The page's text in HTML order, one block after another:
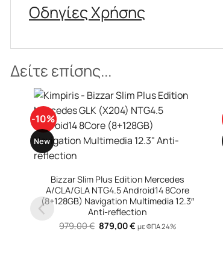
Οδηγίες Χρήσης
Δείτε επίσης...
-10%
New
+
Bizzar Slim Plus Edition Mercedes B
Class (W246) NTG4.5 Android14 8Core
(8+128GB) Navigation Multimedia 12.3″
Anti-reflection
979,00€ Original
price
879,00€ Η
τρέχουσα
με ΦΠΑ 24%